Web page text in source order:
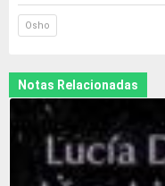
Osho
Notas Relacionadas